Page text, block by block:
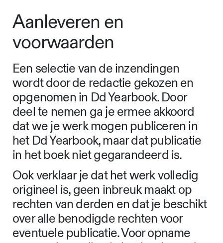
Aanleveren en
voorwaarden
Een selectie van de inzendingen
wordt door de redactie gekozen en
opgenomen in Dd Yearbook. Door
deel te nemen ga je ermee akkoord
dat we je werk mogen publiceren in
het Dd Yearbook, maar dat publicatie
in het boek niet gegarandeerd is.
Ook verklaar je dat het werk volledig
origineel is, geen inbreuk maakt op
rechten van derden en dat je beschikt
over alle benodigde rechten voor
eventuele publicatie. Voor opname